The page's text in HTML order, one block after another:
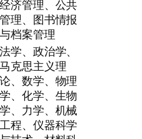
经济管理、公共
管理、图书情报
与档案管理
法学、政治学、
马克思主义理
论、数学、物理
学、化学、生物
学、力学、机械
工程、仪器科学